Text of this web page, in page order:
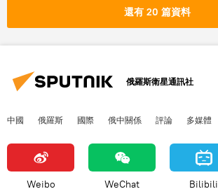
還有 20 篇資料
俄羅斯衛星通訊社
中國 俄羅斯 國際 俄中關係 評論 多媒體
Weibo WeChat Bilibili